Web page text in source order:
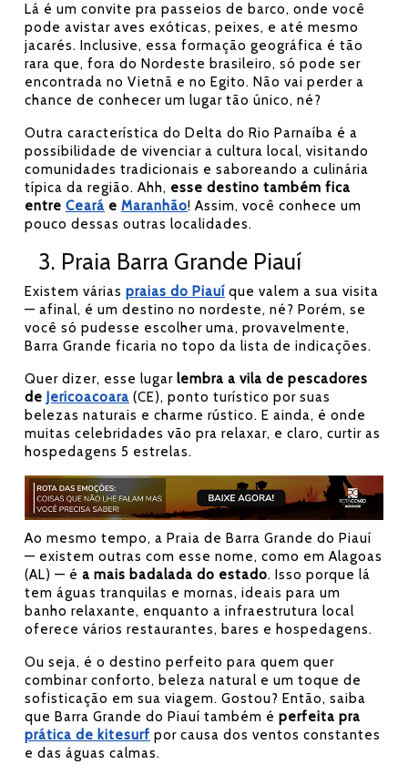
Lá é um convite pra passeios de barco, onde você
pode avistar aves exóticas, peixes, e até mesmo
jacarés. Inclusive, essa formação geográfica é tão
rara que, fora do Nordeste brasileiro, só pode ser
encontrada no Vietnã e no Egito. Não vai perder a
chance de conhecer um lugar tão único, né?
Outra característica do Delta do Rio Parnaíba é a
possibilidade de vivenciar a cultura local, visitando
comunidades tradicionais e saboreando a culinária
típica da região. Ahh, esse destino também fica
entre Ceará e Maranhão! Assim, você conhece um
pouco dessas outras localidades.
3. Praia Barra Grande Piauí
Existem várias praias do Piauí que valem a sua visita
— afinal, é um destino no nordeste, né? Porém, se
você só pudesse escolher uma, provavelmente,
Barra Grande ficaria no topo da lista de indicações.
Quer dizer, esse lugar lembra a vila de pescadores
de Jericoacoara (CE), ponto turístico por suas
belezas naturais e charme rústico. E ainda, é onde
muitas celebridades vão pra relaxar, e claro, curtir as
hospedagens 5 estrelas.
Ao mesmo tempo, a Praia de Barra Grande do Piauí
— existem outras com esse nome, como em Alagoas
(AL) — é a mais badalada do estado. Isso porque lá
tem águas tranquilas e mornas, ideais para um
banho relaxante, enquanto a infraestrutura local
oferece vários restaurantes, bares e hospedagens.
Ou seja, é o destino perfeito para quem quer
combinar conforto, beleza natural e um toque de
sofisticação em sua viagem. Gostou? Então, saiba
que Barra Grande do Piauí também é perfeita pra
prática de kitesurf por causa dos ventos constantes
e das águas calmas.